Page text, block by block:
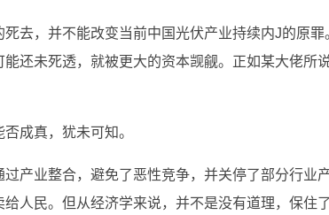
去，并不能改变当前中国光伏产业持续内J的原
还未死透，就被更大的资本觊觎。正如某大佬所
成真，犹未可知。
产业整合，避免了恶性竞争，并关停了部分行业
人民。但从经济学来说，并不是没有道理，保住